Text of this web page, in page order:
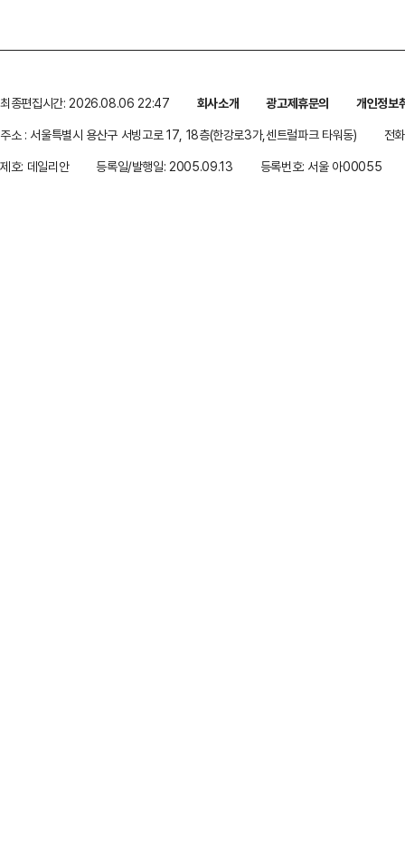
최종편집시간: 2026.08.06 22:47 회사소개 광고제휴문의
개인정보
주소 : 서울특별시 용산구 서빙고로 17, 18층(한강로3가,센트럴파크 타워동)
전
제호: 데일리안
등록일/발행일: 2005.09.13 등록번호: 서울 아00055